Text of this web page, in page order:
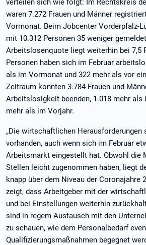
verteilen sich wie folgt: Im Rechtskreis
waren 7.272 Frauen und Männer
Vormonat. Beim Jobcenter Vorderpfalz-
mit 10.312 Personen 35 weniger
Arbeitslosenquote liegt weiterhin bei 7,5
Personen haben sich im Februar
als im Vormonat und 322 mehr als vor
Zeitraum konnten 3.784 Frauen und
Arbeitslosigkeit beenden, 1.018 mehr als
mehr als im Vorjahr.
„Die wirtschaftlichen Herausforderungen
vorhanden, auch wenn sich im Februar
Arbeitsmarkt eingestellt hat. Obwohl die
Stellen leicht zugenommen haben, liegt
knapp über dem Niveau der Coronajahre
zeigt, dass Arbeitgeber mit der
und bei Einstellungen weiterhin
sind in regem Austausch mit den
zu schauen, wie dem Personalbedarf
Qualifizierungsmaßnahmen begegnet